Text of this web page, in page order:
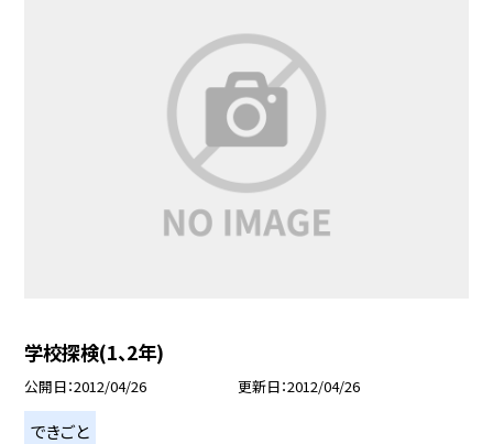
学校探検(1、2年)
公開日 2012/04/26 更新日 2012/04/26
できごと